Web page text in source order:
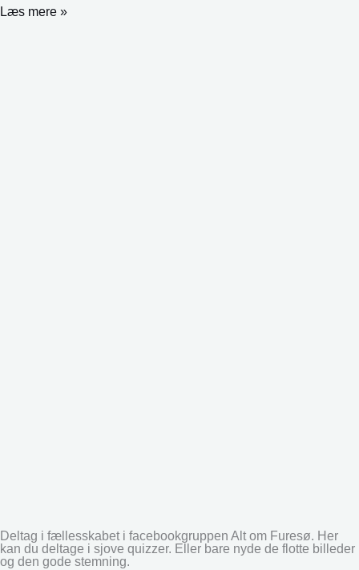
Læs mere »
Deltag i fællesskabet i facebookgruppen Alt om Furesø. Her
kan du deltage i sjove quizzer. Eller bare nyde de flotte billeder
og den gode stemning.